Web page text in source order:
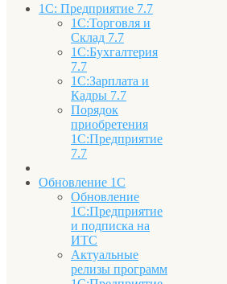
1С: Предприятие 7.7
1С:Торговля и
Склад 7.7
1С:Бухгалтерия
7.7
1С:Зарплата и
Кадры 7.7
Порядок
приобретения
1С:Предприятие
7.7
Обновление 1С
Обновление
1С:Предприятие
и подписка на
ИТС
Актуальные
релизы программ